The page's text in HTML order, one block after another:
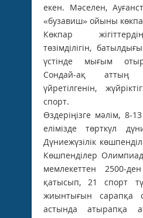
екен. Мәселен,
«бузавиш» ойыны
Көкпар
төзімділігін,
үстінде мығым
Сондай-ақ аттың
үйретілгенін,
спорт.
Өздеріңізге мәлім, 8-
елімізде төрткүл
Дүниежүзілік
Көшпенділер
мемлекеттен 2500-
қатысып, 21 спорт
жиынтығын сарапқа
астында атырапқа